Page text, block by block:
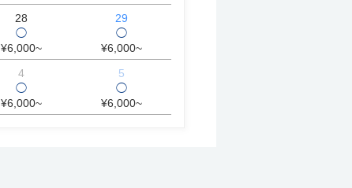
28
◯
¥6,000~
29
◯
¥6,000~
4
◯
¥6,000~
5
◯
¥6,000~